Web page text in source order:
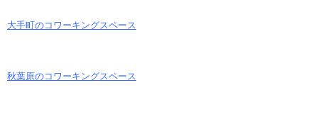
大手町のコワーキングスペース
秋葉原のコワーキングスペース